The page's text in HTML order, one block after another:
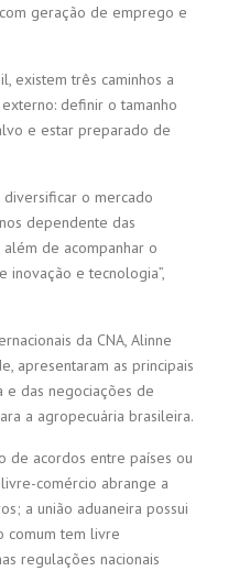
geração de emprego e
existem três caminhos a
definir o tamanho
e estar preparado de
o mercado
dependente das
de acompanhar o
e tecnologia”,
da CNA, Alinne
apresentaram as principais
e das negociações de
a agropecuária brasileira.
de acordos entre países ou
comércio abrange a
a união aduaneira possui
comum tem livre
regulações nacionais